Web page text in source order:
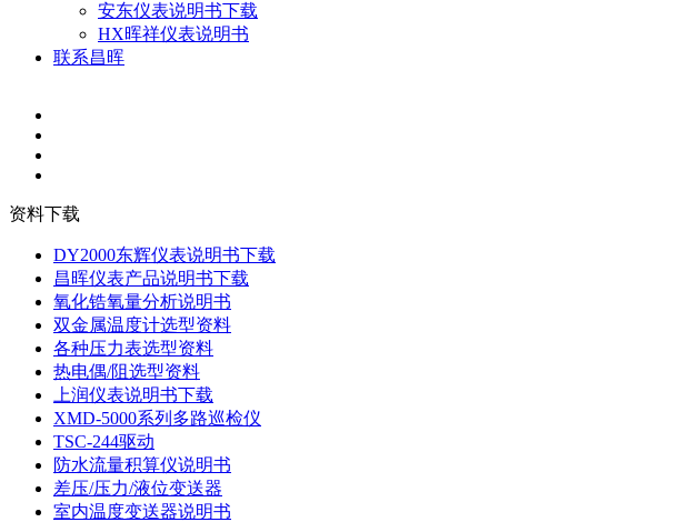
安东仪表说明书下载
HX晖祥仪表说明书
联系昌晖
资料下载
DY2000东辉仪表说明书下载
昌晖仪表产品说明书下载
氧化锆氧量分析说明书
双金属温度计选型资料
各种压力表选型资料
热电偶/阻选型资料
上润仪表说明书下载
XMD-5000系列多路巡检仪
TSC-244驱动
防水流量积算仪说明书
差压/压力/液位变送器
室内温度变送器说明书